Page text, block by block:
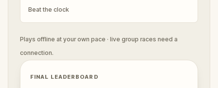
Beat the clock
Plays offline at your own pace · live group races need a
connection.
FINAL LEADERBOARD